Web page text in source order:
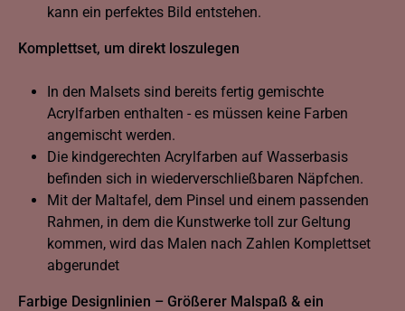
kann ein perfektes Bild entstehen.
Komplettset, um direkt loszulegen
In den Malsets sind bereits fertig gemischte
Acrylfarben enthalten - es müssen keine Farben
angemischt werden.
Die kindgerechten Acrylfarben auf Wasserbasis
befinden sich in wiederverschließbaren Näpfchen.
Mit der Maltafel, dem Pinsel und einem passenden
Rahmen, in dem die Kunstwerke toll zur Geltung
kommen, wird das Malen nach Zahlen Komplettset
abgerundet
Farbige Designlinien – Größerer Malspaß & ein